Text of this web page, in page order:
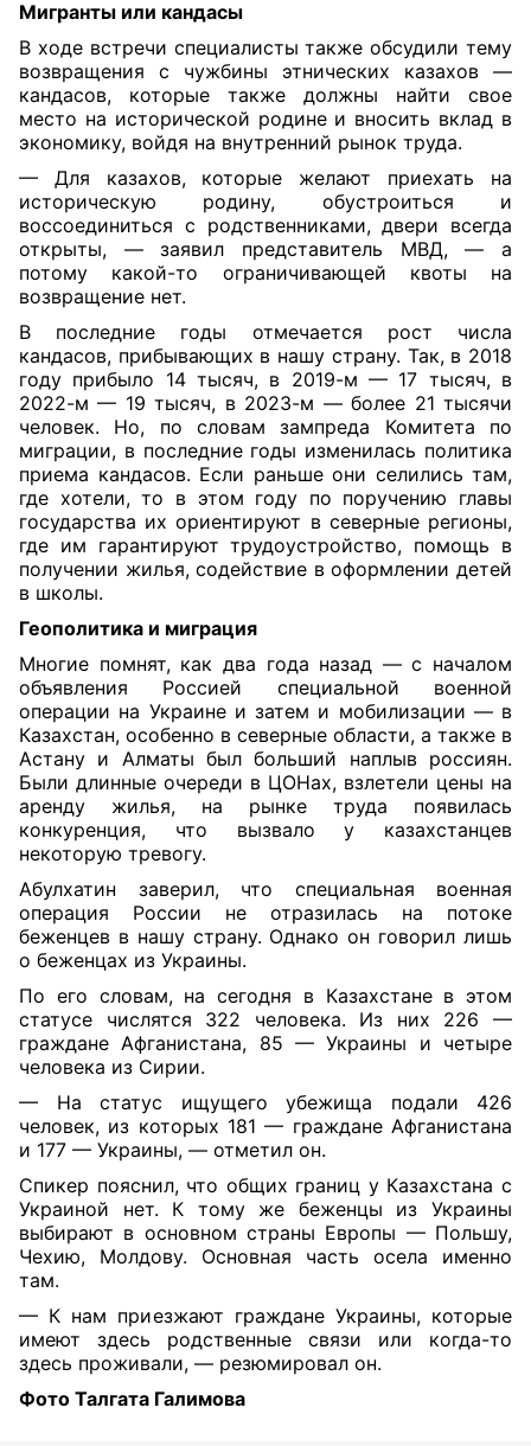
Мигранты или кандасы
В ходе встречи специалисты также обсудили тему
возвращения с чужбины этнических казахов —
кандасов, которые также должны найти свое
место на исторической родине и вносить вклад в
экономику, войдя на внутренний рынок труда.
— Для казахов, которые желают приехать на
историческую родину, обустроиться и
воссоединиться с родственниками, двери всегда
открыты, — заявил представитель МВД, — а
потому какой-то ограничивающей квоты на
возвращение нет.
В последние годы отмечается рост числа
кандасов, прибывающих в нашу страну. Так, в 2018
году прибыло 14 тысяч, в 2019-м — 17 тысяч, в
2022-м — 19 тысяч, в 2023-м — более 21 тысячи
человек. Но, по словам зампреда Комитета по
миграции, в последние годы изменилась политика
приема кандасов. Если раньше они селились там,
где хотели, то в этом году по поручению главы
государства их ориентируют в северные регионы,
где им гарантируют трудоустройство, помощь в
получении жилья, содействие в оформлении детей
в школы.
Геополитика и миграция
Многие помнят, как два года назад — с началом
объявления Россией специальной военной
операции на Украине и затем и мобилизации — в
Казахстан, особенно в северные области, а также в
Астану и Алматы был больший наплыв россиян.
Были длинные очереди в ЦОНах, взлетели цены на
аренду жилья, на рынке труда появилась
конкуренция, что вызвало у казахстанцев
некоторую тревогу.
Абулхатин заверил, что специальная военная
операция России не отразилась на потоке
беженцев в нашу страну. Однако он говорил лишь
о беженцах из Украины.
По его словам, на сегодня в Казахстане в этом
статусе числятся 322 человека. Из них 226 —
граждане Афганистана, 85 — Украины и четыре
человека из Сирии.
— На статус ищущего убежища подали 426
человек, из которых 181 — граждане Афганистана
и 177 — Украины, — отметил он.
Спикер пояснил, что общих границ у Казахстана с
Украиной нет. К тому же беженцы из Украины
выбирают в основном страны Европы — Польшу,
Чехию, Молдову. Основная часть осела именно
там.
— К нам приезжают граждане Украины, которые
имеют здесь родственные связи или когда-то
здесь проживали, — резюмировал он.
Фото Талгата Галимова